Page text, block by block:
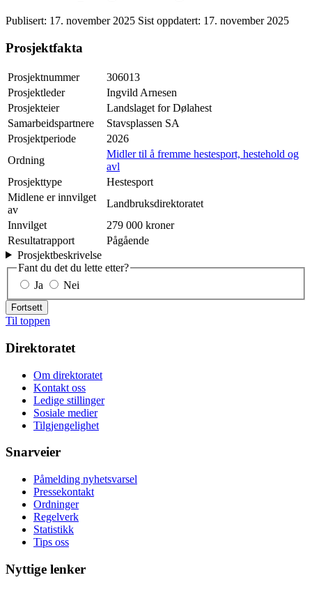
Publisert: 17. november 2025 Sist oppdatert: 17. november 2025
Prosjektfakta
Prosjektnummer
306013
Prosjektleder
Ingvild Arnesen
Prosjekteier
Landslaget for Dølahest
Samarbeidspartnere
Stavsplassen SA
Prosjektperiode
2026
Ordning
Midler til å fremme hestesport, hestehold og
avl
Prosjekttype
Hestesport
Midlene er innvilget
av
Landbruksdirektoratet
Innvilget
279 000 kroner
Resultatrapport
Pågående
Prosjektbeskrivelse
Fant du det du lette etter?
Ja
Nei
Fortsett
Til toppen
Direktoratet
Om direktoratet
Kontakt oss
Ledige stillinger
Sosiale medier
Tilgjengelighet
Snarveier
Påmelding nyhetsvarsel
Pressekontakt
Ordninger
Regelverk
Statistikk
Tips oss
Nyttige lenker